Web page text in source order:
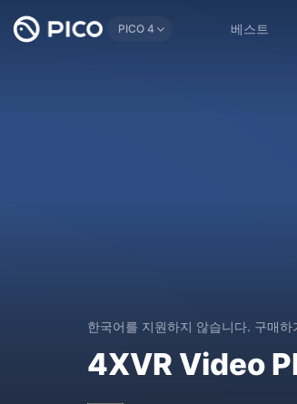
PICO 4 베스트
한국어를 지원하지 않습니다. 구매
4XVR Video